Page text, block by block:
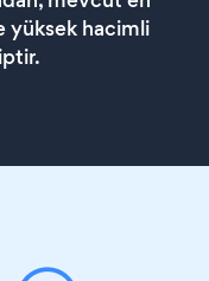
yüksek hacimli